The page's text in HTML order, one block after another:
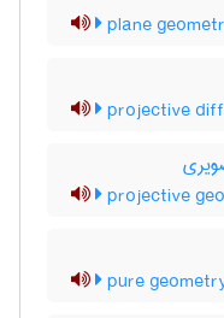
plane
projective
projective
pure